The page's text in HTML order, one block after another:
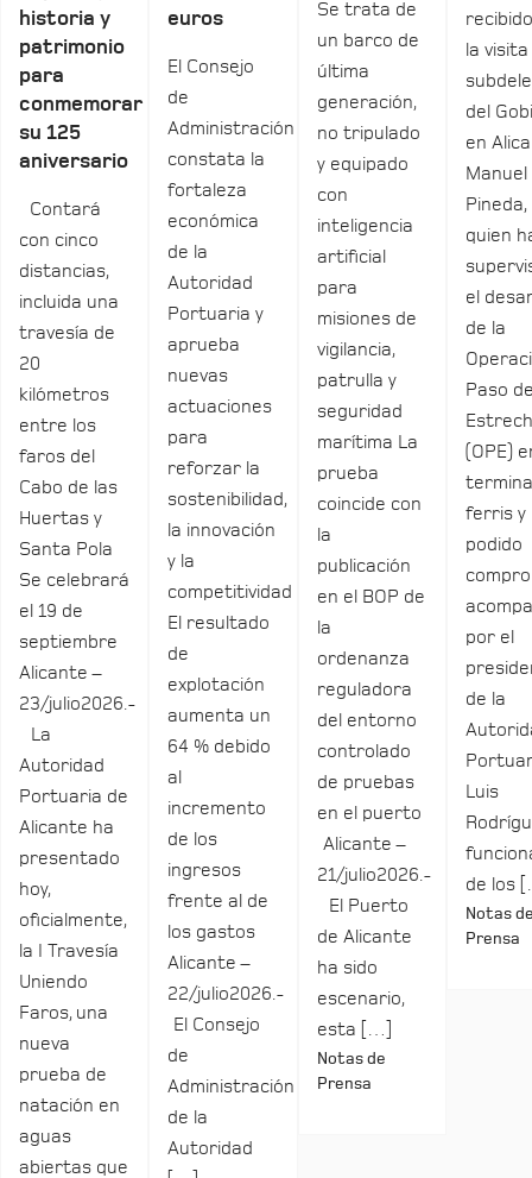
historia y
patrimonio
para
conmemorar
su 125
aniversario
Contará
con cinco
distancias,
incluida una
travesía de
20
kilómetros
entre los
faros del
Cabo de las
Huertas y
Santa Pola
Se celebrará
el 19 de
septiembre
Alicante –
23/julio2026.-
La
Autoridad
Portuaria de
Alicante ha
presentado
hoy,
oficialmente,
la I Travesía
Uniendo
Faros, una
nueva
prueba de
natación en
aguas
abiertas que
euros
El Consejo
de
Administración
constata la
fortaleza
económica
de la
Autoridad
Portuaria y
aprueba
nuevas
actuaciones
para
reforzar la
sostenibilidad,
la innovación
y la
competitividad
El resultado
de
explotación
aumenta un
64 % debido
al
incremento
de los
ingresos
frente al de
los gastos
Alicante –
22/julio2026.-
El Consejo
de
Administración
de la
Autoridad
Se trata de
un barco de
última
generación,
no tripulado
y equipado
con
inteligencia
artificial
para
misiones de
vigilancia,
patrulla y
seguridad
marítima La
prueba
coincide con
la
publicación
en el BOP de
la
ordenanza
reguladora
del entorno
controlado
de pruebas
en el puerto
Alicante –
21/julio2026.-
El Puerto
de Alicante
ha sido
escenario,
esta […]
Notas de
Prensa
la
del
en
Manuel
Pineda,
quien
el
de la
Paso
(OPE)
ferris y
podido
por el
de la
Luis
de los
Notas
Prensa